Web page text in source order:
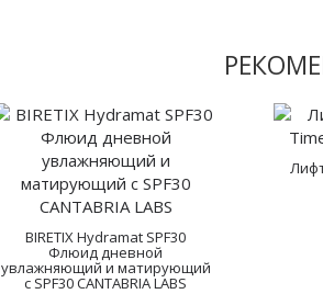
BIRETIX Hydramat SPF30
Флюид дневной
увлажняющий и матирующий
с SPF30 CANTABRIA LABS